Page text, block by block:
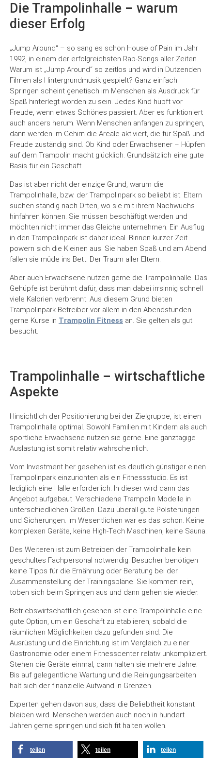
Die Trampolinhalle – warum
dieser Erfolg
„Jump Around“ – so sang es schon House of Pain im Jahr
1992, in einem der erfolgreichsten Rap-Songs aller Zeiten.
Warum ist „Jump Around“ so zeitlos und wird in Dutzenden
Filmen als Hintergrundmusik gespielt? Ganz einfach:
Springen scheint genetisch im Menschen als Ausdruck für
Spaß hinterlegt worden zu sein. Jedes Kind hüpft vor
Freude, wenn etwas Schönes passiert. Aber es funktioniert
auch anders herum. Wenn Menschen anfangen zu springen,
dann werden im Gehirn die Areale aktiviert, die für Spaß und
Freude zuständig sind. Ob Kind oder Erwachsener – Hüpfen
auf dem Trampolin macht glücklich. Grundsätzlich eine gute
Basis für ein Geschäft.
Das ist aber nicht der einzige Grund, warum die
Trampolinhalle, bzw. der Trampolinpark so beliebt ist. Eltern
suchen ständig nach Orten, wo sie mit ihrem Nachwuchs
hinfahren können. Sie müssen beschäftigt werden und
möchten nicht immer das Gleiche unternehmen. Ein Ausflug
in den Trampolinpark ist daher ideal. Binnen kurzer Zeit
powern sich die Kleinen aus. Sie haben Spaß und am Abend
fallen sie müde ins Bett. Der Traum aller Eltern.
Aber auch Erwachsene nutzen gerne die Trampolinhalle. Das
Gehüpfe ist berühmt dafür, dass man dabei irrsinnig schnell
viele Kalorien verbrennt. Aus diesem Grund bieten
Trampolinpark-Betreiber vor allem in den Abendstunden
gerne Kurse in Trampolin Fitness an. Sie gelten als gut
besucht.
Trampolinhalle – wirtschaftliche
Aspekte
Hinsichtlich der Positionierung bei der Zielgruppe, ist einen
Trampolinhalle optimal. Sowohl Familien mit Kindern als auch
sportliche Erwachsene nutzen sie gerne. Eine ganztägige
Auslastung ist somit relativ wahrscheinlich.
Vom Investment her gesehen ist es deutlich günstiger einen
Trampolinpark einzurichten als ein Fitnessstudio. Es ist
lediglich eine Halle erforderlich. In dieser wird dann das
Angebot aufgebaut. Verschiedene Trampolin Modelle in
unterschiedlichen Größen. Dazu überall gute Polsterungen
und Sicherungen. Im Wesentlichen war es das schon. Keine
komplexen Geräte, keine High-Tech Maschinen, keine Sauna.
Des Weiteren ist zum Betreiben der Trampolinhalle kein
geschultes Fachpersonal notwendig. Besucher benötigen
keine Tipps für die Ernährung oder Beratung bei der
Zusammenstellung der Trainingspläne. Sie kommen rein,
toben sich beim Springen aus und dann gehen sie wieder.
Betriebswirtschaftlich gesehen ist eine Trampolinhalle eine
gute Option, um ein Geschäft zu etablieren, sobald die
räumlichen Möglichkeiten dazu gefunden sind. Die
Ausrüstung und die Einrichtung ist im Vergleich zu einer
Gastronomie oder einem Fitnesscenter relativ unkompliziert.
Stehen die Geräte einmal, dann halten sie mehrere Jahre.
Bis auf gelegentliche Wartung und die Reinigungsarbeiten
hält sich der finanzielle Aufwand in Grenzen.
Experten gehen davon aus, dass die Beliebtheit konstant
bleiben wird. Menschen werden auch noch in hundert
Jahren gerne springen und sich fit halten wollen.
teilen teilen teilen